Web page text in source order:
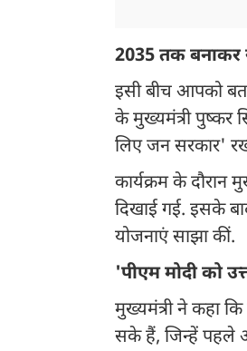
2035 तक बनाकर
इसी बीच आपको
के मुख्यमंत्री पुष्कर
लिए जन सरकार'
कार्यक्रम के दौरान
दिखाई गई. इसके
योजनाएं साझा कीं.
'पीएम मोदी को
मुख्यमंत्री ने कहा
सके हैं, जिन्हें पहले